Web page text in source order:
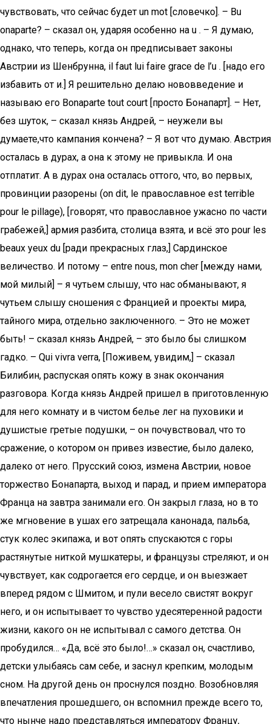
чувствовать, что сейчас будет un mot [словечко]. – Bu
onaparte? – сказал он, ударяя особенно на u . – Я думаю,
однако, что теперь, когда он предписывает законы
Австрии из Шенбрунна, il faut lui faire grace de l’u . [надо его
избавить от и.] Я решительно делаю нововведение и
называю его Bonaparte tout court [просто Бонапарт]. – Нет,
без шуток, – сказал князь Андрей, – неужели вы
думаете,что кампания кончена? – Я вот что думаю. Австрия
осталась в дурах, а она к этому не привыкла. И она
отплатит. А в дурах она осталась оттого, что, во первых,
провинции разорены (on dit, le православное est terrible
pour le pillage), [говорят, что православное ужасно по части
грабежей,] армия разбита, столица взята, и всё это pour les
beaux yeux du [ради прекрасных глаз,] Сардинское
величество. И потому – entre nous, mon cher [между нами,
мой милый] – я чутьем слышу, что нас обманывают, я
чутьем слышу сношения с Францией и проекты мира,
тайного мира, отдельно заключенного. – Это не может
быть! – сказал князь Андрей, – это было бы слишком
гадко. – Qui vivra verra, [Поживем, увидим,] – сказал
Билибин, распуская опять кожу в знак окончания
разговора. Когда князь Андрей пришел в приготовленную
для него комнату и в чистом белье лег на пуховики и
душистые гретые подушки, – он почувствовал, что то
сражение, о котором он привез известие, было далеко,
далеко от него. Прусский союз, измена Австрии, новое
торжество Бонапарта, выход и парад, и прием императора
Франца на завтра занимали его. Он закрыл глаза, но в то
же мгновение в ушах его затрещала канонада, пальба,
стук колес экипажа, и вот опять спускаются с горы
растянутые ниткой мушкатеры, и французы стреляют, и он
чувствует, как содрогается его сердце, и он выезжает
вперед рядом с Шмитом, и пули весело свистят вокруг
него, и он испытывает то чувство удесятеренной радости
жизни, какого он не испытывал с самого детства. Он
пробудился… «Да, всё это было!…» сказал он, счастливо,
детски улыбаясь сам себе, и заснул крепким, молодым
сном. На другой день он проснулся поздно. Возобновляя
впечатления прошедшего, он вспомнил прежде всего то,
что нынче надо представляться императору Францу,